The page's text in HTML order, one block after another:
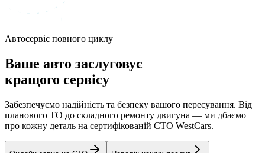
Автосервіс повного циклу
Ваше авто заслуговує
кращого сервісу
Забезпечуємо надійність та безпеку вашого пересування. Від
планового ТО до складного ремонту двигуна — ми дбаємо
про кожну деталь на сертифікованій СТО WestCars.